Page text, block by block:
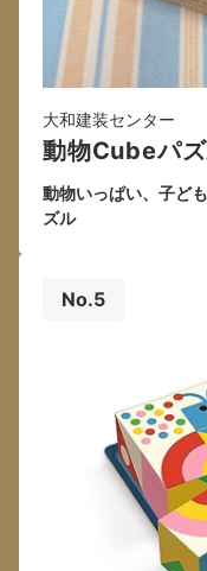
大和建装センター
動物Cubeパ
動物いっぱい、子ど
ズル
No.5